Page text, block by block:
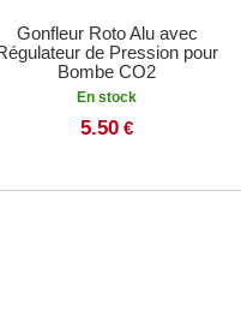
Gonfleur Roto Alu avec
de Pression pour
Bombe CO2
En stock
5.50 €